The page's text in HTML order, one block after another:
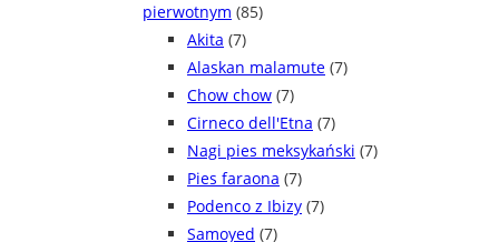
pierwotnym (85)
Akita (7)
Alaskan malamute (7)
Chow chow (7)
Cirneco dell'Etna (7)
Nagi pies meksykański (7)
Pies faraona (7)
Podenco z Ibizy (7)
Samoyed (7)